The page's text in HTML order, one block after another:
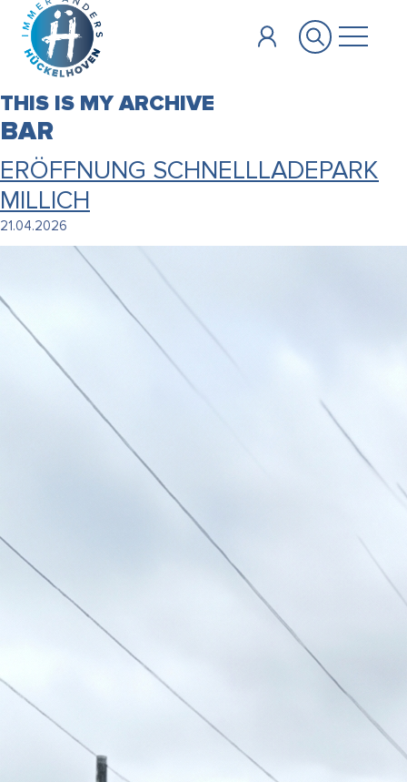
Zum Hauptinhalt springen
THIS IS MY ARCHIVE
BAR
ERÖFFNUNG SCHNELLLADEPARK
MILLICH
21.04.2026